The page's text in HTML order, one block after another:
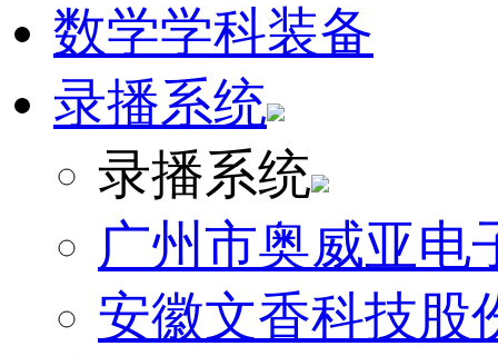
数学学科装备
录播系统
录播系统
广州市奥威亚电
安徽文香科技股